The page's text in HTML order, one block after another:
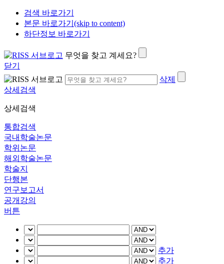
검색 바로가기
본문 바로가기(skip to content)
하단정보 바로가기
무엇을 찾고 계세요?
닫기
삭제
상세검색
상세검색
통합검색
국내학술논문
학위논문
해외학술논문
학술지
단행본
연구보고서
공개강의
버튼
추가
추가